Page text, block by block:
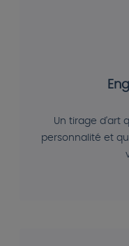
Un tirage d'art
personnalité et